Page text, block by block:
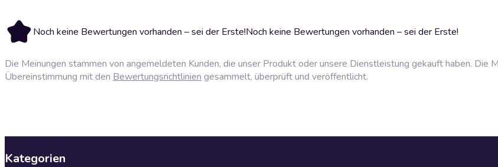
Noch keine Bewertungen vorhanden – sei der Erste!Noch keine Bewertungen vorhanden – sei der Erste!
Die Meinungen stammen von angemeldeten Kunden, die unser Produkt oder unsere Dienstleistung gekauft haben. Die
Übereinstimmung mit den Bewertungsrichtlinien gesammelt, überprüft und veröffentlicht.
Kategorien